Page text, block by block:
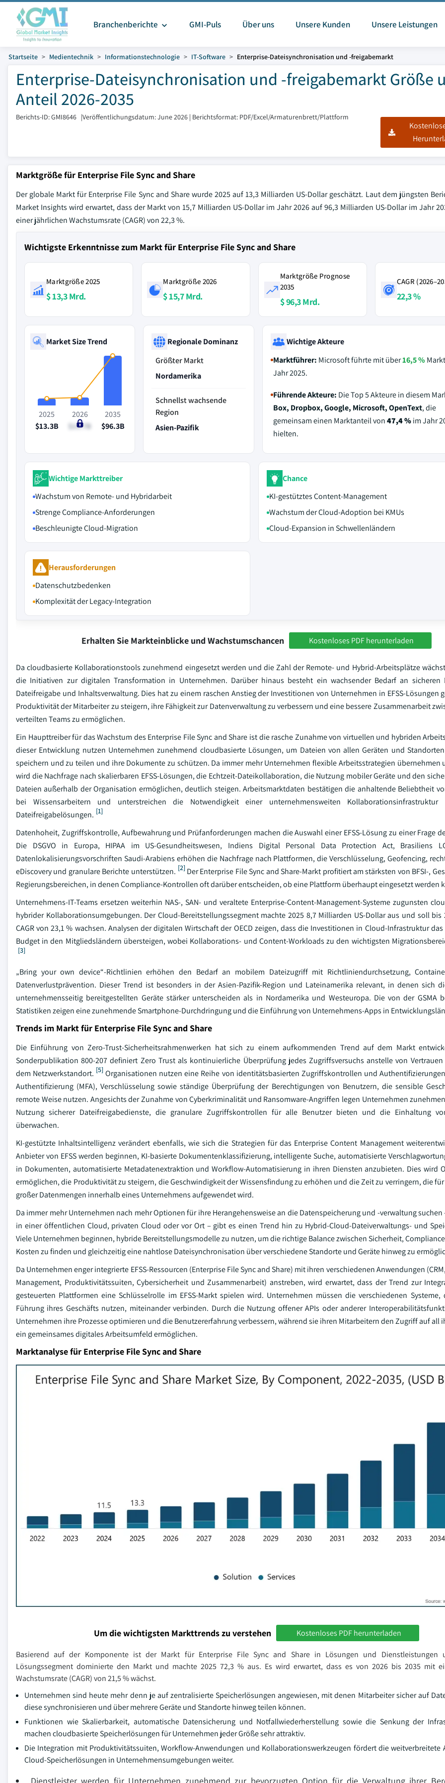
Branchenberichte GMI-Puls Über uns Unsere Kunden Unsere Leistungen
Startseite Medientechnik Informationstechnologie IT-Software Enterprise-Dateisynchronisation und -freigabemarkt
Enterprise-Dateisynchronisation und -freigabemarkt Größe
Anteil 2026-2035
Berichts-ID: GMI8646 |Veröffentlichungsdatum: June 2026 | Berichtsformat: PDF/Excel/Armaturenbrett/Plattform
Marktgröße für Enterprise File Sync and Share
Der globale Markt für Enterprise File Sync and Share wurde 2025 auf 13,3 Milliarden US-Dollar geschätzt. Laut dem jüngsten
Market Insights wird erwartet, dass der Markt von 15,7 Milliarden US-Dollar im Jahr 2026 auf 96,3 Milliarden US-Dollar im Jahr
einer jährlichen Wachstumsrate (CAGR) von 22,3 %.
Wichtigste Erkenntnisse zum Markt für Enterprise File Sync and Share
Marktgröße 2025
$ 13,3 Mrd.
Marktgröße 2026
$ 15,7 Mrd.
Marktgröße Prognose
2035
$ 96,3 Mrd.
CAGR
22,3 %
Market Size Trend
2025
$13.3B
2026
$15.7B
2035
$96.3B
Regionale Dominanz
Größter Markt
Nordamerika
Schnellst wachsende
Region
Asien-Pazifik
Wichtige Akteure
Marktführer: Microsoft führte mit über16,5 %
Jahr 2025.
Führende Akteure: Die Top 5 Akteure in diesem
Box, Dropbox, Google, Microsoft, OpenText, die
gemeinsam einen Marktanteil von47,4 %im Jahr
hielten.
Wichtige Markttreiber
Wachstum von Remote- und Hybridarbeit
Strenge Compliance-Anforderungen
Beschleunigte Cloud-Migration
Chance
KI-gestütztes Content-Management
Wachstum der Cloud-Adoption bei KMUs
Cloud-Expansion in Schwellenländern
Herausforderungen
Datenschutzbedenken
Komplexität der Legacy-Integration
Erhalten Sie Markteinblicke und Wachstumschancen Kostenloses PDF herunterladen
Da cloudbasierte Kollaborationstools zunehmend eingesetzt werden und die Zahl der Remote- und Hybrid-Arbeitsplätze
die Initiativen zur digitalen Transformation in Unternehmen. Darüber hinaus besteht ein wachsender Bedarf an sicheren
Dateifreigabe und Inhaltsverwaltung. Dies hat zu einem raschen Anstieg der Investitionen von Unternehmen in EFSS-Lösungen
Produktivität der Mitarbeiter zu steigern, ihre Fähigkeit zur Datenverwaltung zu verbessern und eine bessere Zusammenarbeit
verteilten Teams zu ermöglichen.
Ein Haupttreiber für das Wachstum des Enterprise File Sync and Share ist die rasche Zunahme von virtuellen und hybriden
dieser Entwicklung nutzen Unternehmen zunehmend cloudbasierte Lösungen, um Dateien von allen Geräten und
speichern und zu teilen und ihre Dokumente zu schützen. Da immer mehr Unternehmen flexible Arbeitsstrategien übernehmen
wird die Nachfrage nach skalierbaren EFSS-Lösungen, die Echtzeit-Dateikollaboration, die Nutzung mobiler Geräte und den
Dateien außerhalb der Organisation ermöglichen, deutlich steigen. Arbeitsmarktdaten bestätigen die anhaltende Beliebtheit
bei Wissensarbeitern und unterstreichen die Notwendigkeit einer unternehmensweiten
Dateifreigabelösungen. [1]
Datenhoheit, Zugriffskontrolle, Aufbewahrung und Prüfanforderungen machen die Auswahl einer EFSS-Lösung zu einer Frage
Die DSGVO in Europa, HIPAA im US-Gesundheitswesen, Indiens Digital Personal Data Protection Act, Brasiliens
Datenlokalisierungsvorschriften Saudi-Arabiens erhöhen die Nachfrage nach Plattformen, die Verschlüsselung, Geofencing,
eDiscovery und granulare Berichte unterstützen. [2]Der Enterprise File Sync and Share-Markt profitiert am stärksten von BFSI-,
Regierungsbereichen, in denen Compliance-Kontrollen oft darüber entscheiden, ob eine Plattform überhaupt eingesetzt werden
Unternehmens-IT-Teams ersetzen weiterhin NAS-, SAN- und veraltete Enterprise-Content-Management-Systeme zugunsten
hybrider Kollaborationsumgebungen. Der Cloud-Bereitstellungssegment machte 2025 8,7 Milliarden US-Dollar aus und soll bis
CAGR von 23,1 % wachsen. Analysen der digitalen Wirtschaft der OECD zeigen, dass die Investitionen in Cloud-Infrastruktur
Budget in den Mitgliedsländern übersteigen, wobei Kollaborations- und Content-Workloads zu den wichtigsten
[3]
„Bring your own device“-Richtlinien erhöhen den Bedarf an mobilem Dateizugriff mit Richtliniendurchsetzung,
Datenverlustprävention. Dieser Trend ist besonders in der Asien-Pazifik-Region und Lateinamerika relevant, in denen sich
unternehmensseitig bereitgestellten Geräte stärker unterscheiden als in Nordamerika und Westeuropa. Die von der GSMA
Statistiken zeigen eine zunehmende Smartphone-Durchdringung und die Einführung von Unternehmens-Apps in
Trends im Markt für Enterprise File Sync and Share
Die Einführung von Zero-Trust-Sicherheitsrahmenwerken hat sich zu einem aufkommenden Trend auf dem Markt
Sonderpublikation 800-207 definiert Zero Trust als kontinuierliche Überprüfung jedes Zugriffsversuchs anstelle von
dem Netzwerkstandort. [5] Organisationen nutzen eine Reihe von identitätsbasierten Zugriffskontrollen und
Authentifizierung (MFA), Verschlüsselung sowie ständige Überprüfung der Berechtigungen von Benutzern, die sensible
remote Weise nutzen. Angesichts der Zunahme von Cyberkriminalität und Ransomware-Angriffen legen Unternehmen
Nutzung sicherer Dateifreigabedienste, die granulare Zugriffskontrollen für alle Benutzer bieten und die Einhaltung
überwachen.
KI-gestützte Inhaltsintelligenz verändert ebenfalls, wie sich die Strategien für das Enterprise Content Management
Anbieter von EFSS werden beginnen, KI-basierte Dokumentenklassifizierung, intelligente Suche, automatisierte
in Dokumenten, automatisierte Metadatenextraktion und Workflow-Automatisierung in ihren Diensten anzubieten. Dies wird
ermöglichen, die Produktivität zu steigern, die Geschwindigkeit der Wissensfindung zu erhöhen und die Zeit zu verringern, die
großer Datenmengen innerhalb eines Unternehmens aufgewendet wird.
Da immer mehr Unternehmen nach mehr Optionen für ihre Herangehensweise an die Datenspeicherung und -verwaltung suchen
in einer öffentlichen Cloud, privaten Cloud oder vor Ort – gibt es einen Trend hin zu Hybrid-Cloud-Dateiverwaltungs- und
Viele Unternehmen beginnen, hybride Bereitstellungsmodelle zu nutzen, um die richtige Balance zwischen Sicherheit,
Kosten zu finden und gleichzeitig eine nahtlose Dateisynchronisation über verschiedene Standorte und Geräte hinweg zu
Da Unternehmen enger integrierte EFSS-Ressourcen (Enterprise File Sync and Share) mit ihren verschiedenen Anwendungen
Management, Produktivitätssuiten, Cybersicherheit und Zusammenarbeit) anstreben, wird erwartet, dass der Trend zur
gesteuerten Plattformen eine Schlüsselrolle im EFSS-Markt spielen wird. Unternehmen müssen die verschiedenen
Führung ihres Geschäfts nutzen, miteinander verbinden. Durch die Nutzung offener APIs oder anderer
Unternehmen ihre Prozesse optimieren und die Benutzererfahrung verbessern, während sie ihren Mitarbeitern den Zugriff auf all
ein gemeinsames digitales Arbeitsumfeld ermöglichen.
Marktanalyse für Enterprise File Sync and Share
Um die wichtigsten Markttrends zu verstehen Kostenloses PDF herunterladen
Basierend auf der Komponente ist der Markt für Enterprise File Sync and Share in Lösungen und Dienstleistungen
Lösungssegment dominierte den Markt und machte 2025 72,3 % aus. Es wird erwartet, dass es von 2026 bis 2035 mit
Wachstumsrate (CAGR) von 21,5 % wächst.
Unternehmen sind heute mehr denn je auf zentralisierte Speicherlösungen angewiesen, mit denen Mitarbeiter sicher auf
diese synchronisieren und über mehrere Geräte und Standorte hinweg teilen können.
Funktionen wie Skalierbarkeit, automatische Datensicherung und Notfallwiederherstellung sowie die Senkung der
machen cloudbasierte Speicherlösungen für Unternehmen jeder Größe sehr attraktiv.
Die Integration mit Produktivitätssuiten, Workflow-Anwendungen und Kollaborationswerkzeugen fördert die weitverbreitete
Cloud-Speicherlösungen in Unternehmensumgebungen weiter.